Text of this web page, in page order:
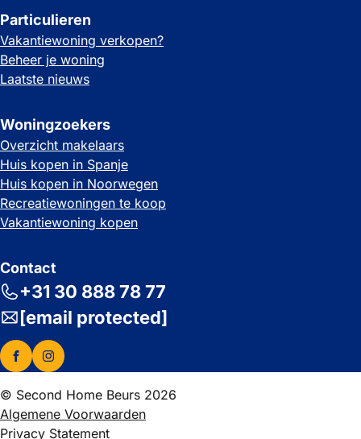
Particulieren
Vakantiewoning verkopen?
Beheer je woning
Laatste nieuws
Woningzoekers
Overzicht makelaars
Huis kopen in Spanje
Huis kopen in Noorwegen
Recreatiewoningen te koop
Vakantiewoning kopen
Contact
+31 30 888 78 77
[email protected]
© Second Home Beurs 2026
Algemene Voorwaarden
Privacy Statement